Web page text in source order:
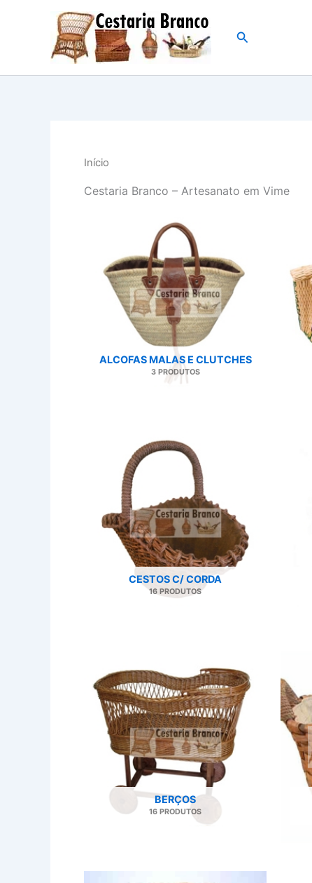
Search
Início
Cestaria Branco – Artesanato em Vime
ALCOFAS MALAS E CLUTCHES
3 PRODUTOS
CESTOS C/ CORDA
16 PRODUTOS
BERÇOS
16 PRODUTOS